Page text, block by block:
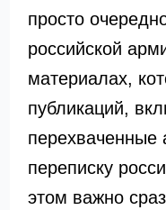
просто
российской
материалах,
публикаций,
перехваченные
переписку
этом важно